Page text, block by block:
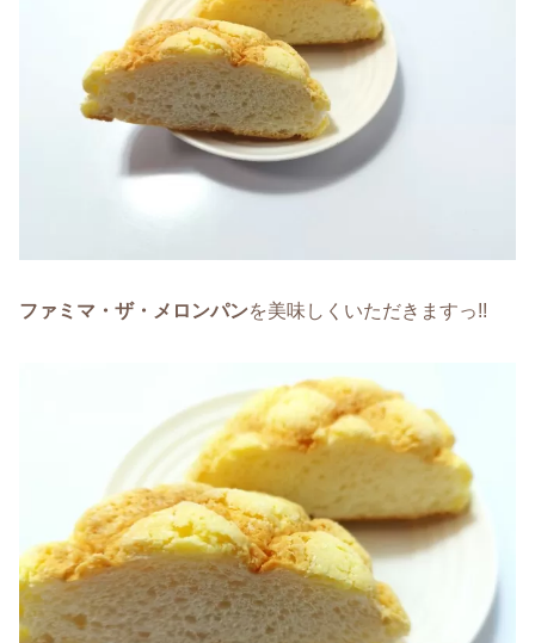
ファミマ・ザ・メロンパンを美味しくいただきますっ!!